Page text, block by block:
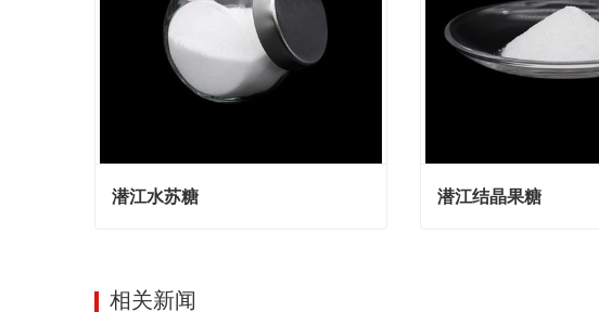
潜江水苏糖 潜江结晶果糖
相关新闻